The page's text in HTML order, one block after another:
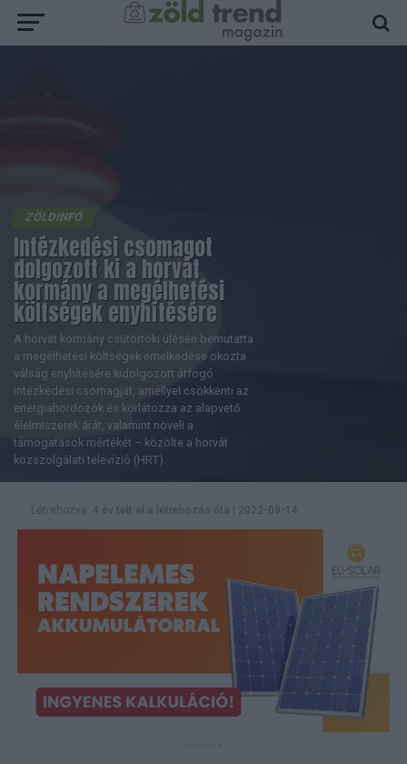
ZÖLDINFÓ
Intézkedési csomagot
dolgozott ki a horvát
kormány a megélhetési
költségek enyhítésére
A horvát kormány csütörtöki ülésén bemutatta
a megélhetési költségek emelkedése okozta
válság enyhítésére kidolgozott átfogó
intézkedési csomagját, amellyel csökkenti az
energiahordozók és korlátozza az alapvető
élelmiszerek árát, valamint növeli a
támogatások mértékét – közölte a horvát
közszolgálati televízió (HRT).
Létrehozva: 4 év telt el a létrehozás óta 2022-09-14